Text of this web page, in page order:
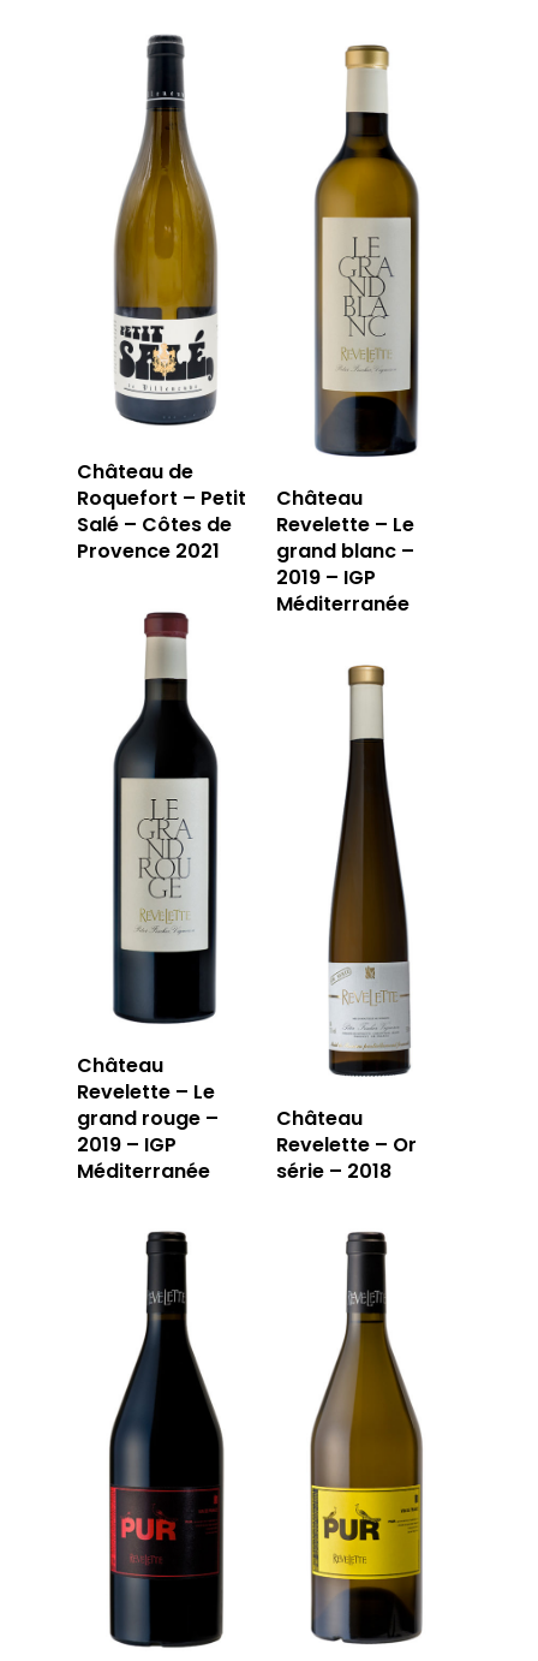
Château de
Roquefort – Petit
Salé – Côtes de
Provence 2021
Château
Revelette – Le
grand blanc –
2019 – IGP
Méditerranée
Château
Revelette – Le
grand rouge –
2019 – IGP
Méditerranée
Château
Revelette – Or
série – 2018